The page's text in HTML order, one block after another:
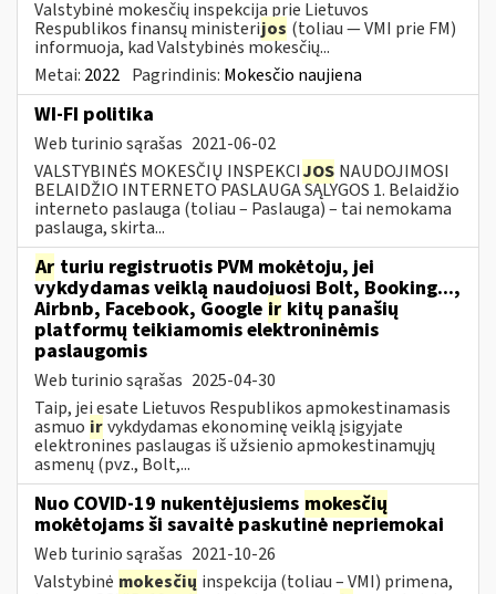
Valstybinė mokesčių inspekcija prie Lietuvos
Respublikos finansų ministerijos (toliau ― VMI prie FM)
informuoja, kad Valstybinės mokesčių...
Metai: 2022 Pagrindinis: Mokesčio naujiena
WI-FI politika
Web turinio sąrašas 2021-06-02
VALSTYBINĖS MOKESČIŲ INSPEKCIJOS NAUDOJIMOSI
BELAIDŽIO INTERNETO PASLAUGA SĄLYGOS 1. Belaidžio
interneto paslauga (toliau – Paslauga) – tai nemokama
paslauga, skirta...
Ar turiu registruotis PVM mokėtoju, jei
vykdydamas veiklą naudojuosi Bolt, Booking...,
Airbnb, Facebook, Google ir kitų panašių
platformų teikiamomis elektroninėmis
paslaugomis
Web turinio sąrašas 2025-04-30
Taip, jei esate Lietuvos Respublikos apmokestinamasis
asmuo irvykdydamas ekonominę veiklą įsigyjate
elektronines paslaugas iš užsienio apmokestinamųjų
asmenų (pvz., Bolt,...
Nuo COVID-19 nukentėjusiems mokesčių
mokėtojams ši savaitė paskutinė nepriemokai
Web turinio sąrašas 2021-10-26
Valstybinė mokesčių inspekcija (toliau – VMI) primena,